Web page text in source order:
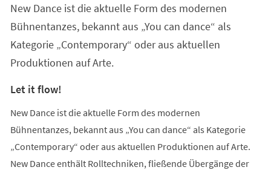
New Dance ist die aktuelle Form des modernen
Bühnentanzes, bekannt aus „You can dance“ als
Kategorie „Contemporary“ oder aus aktuellen
Produktionen auf Arte.
Let it flow!
New Dance ist die aktuelle Form des modernen
Bühnentanzes, bekannt aus „You can dance“ als Kategorie
„Contemporary“ oder aus aktuellen Produktionen auf Arte.
New Dance enthält Rolltechniken, fließende Übergänge der